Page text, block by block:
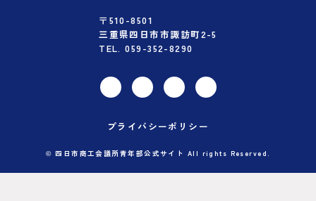
〒510-8501
三重県四日市市諏訪町2-5
TEL. 059-352-8290
プライバシーポリシー
© 四日市商工会議所青年部公式サイト All rights Reserved.